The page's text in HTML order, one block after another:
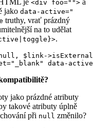
je <div foo=""> a
jako data-active="
truthy, vrať prázdný
na to udělat
.
$link-
jako prázdné atributy
takové atributy úplně
při null změnilo?